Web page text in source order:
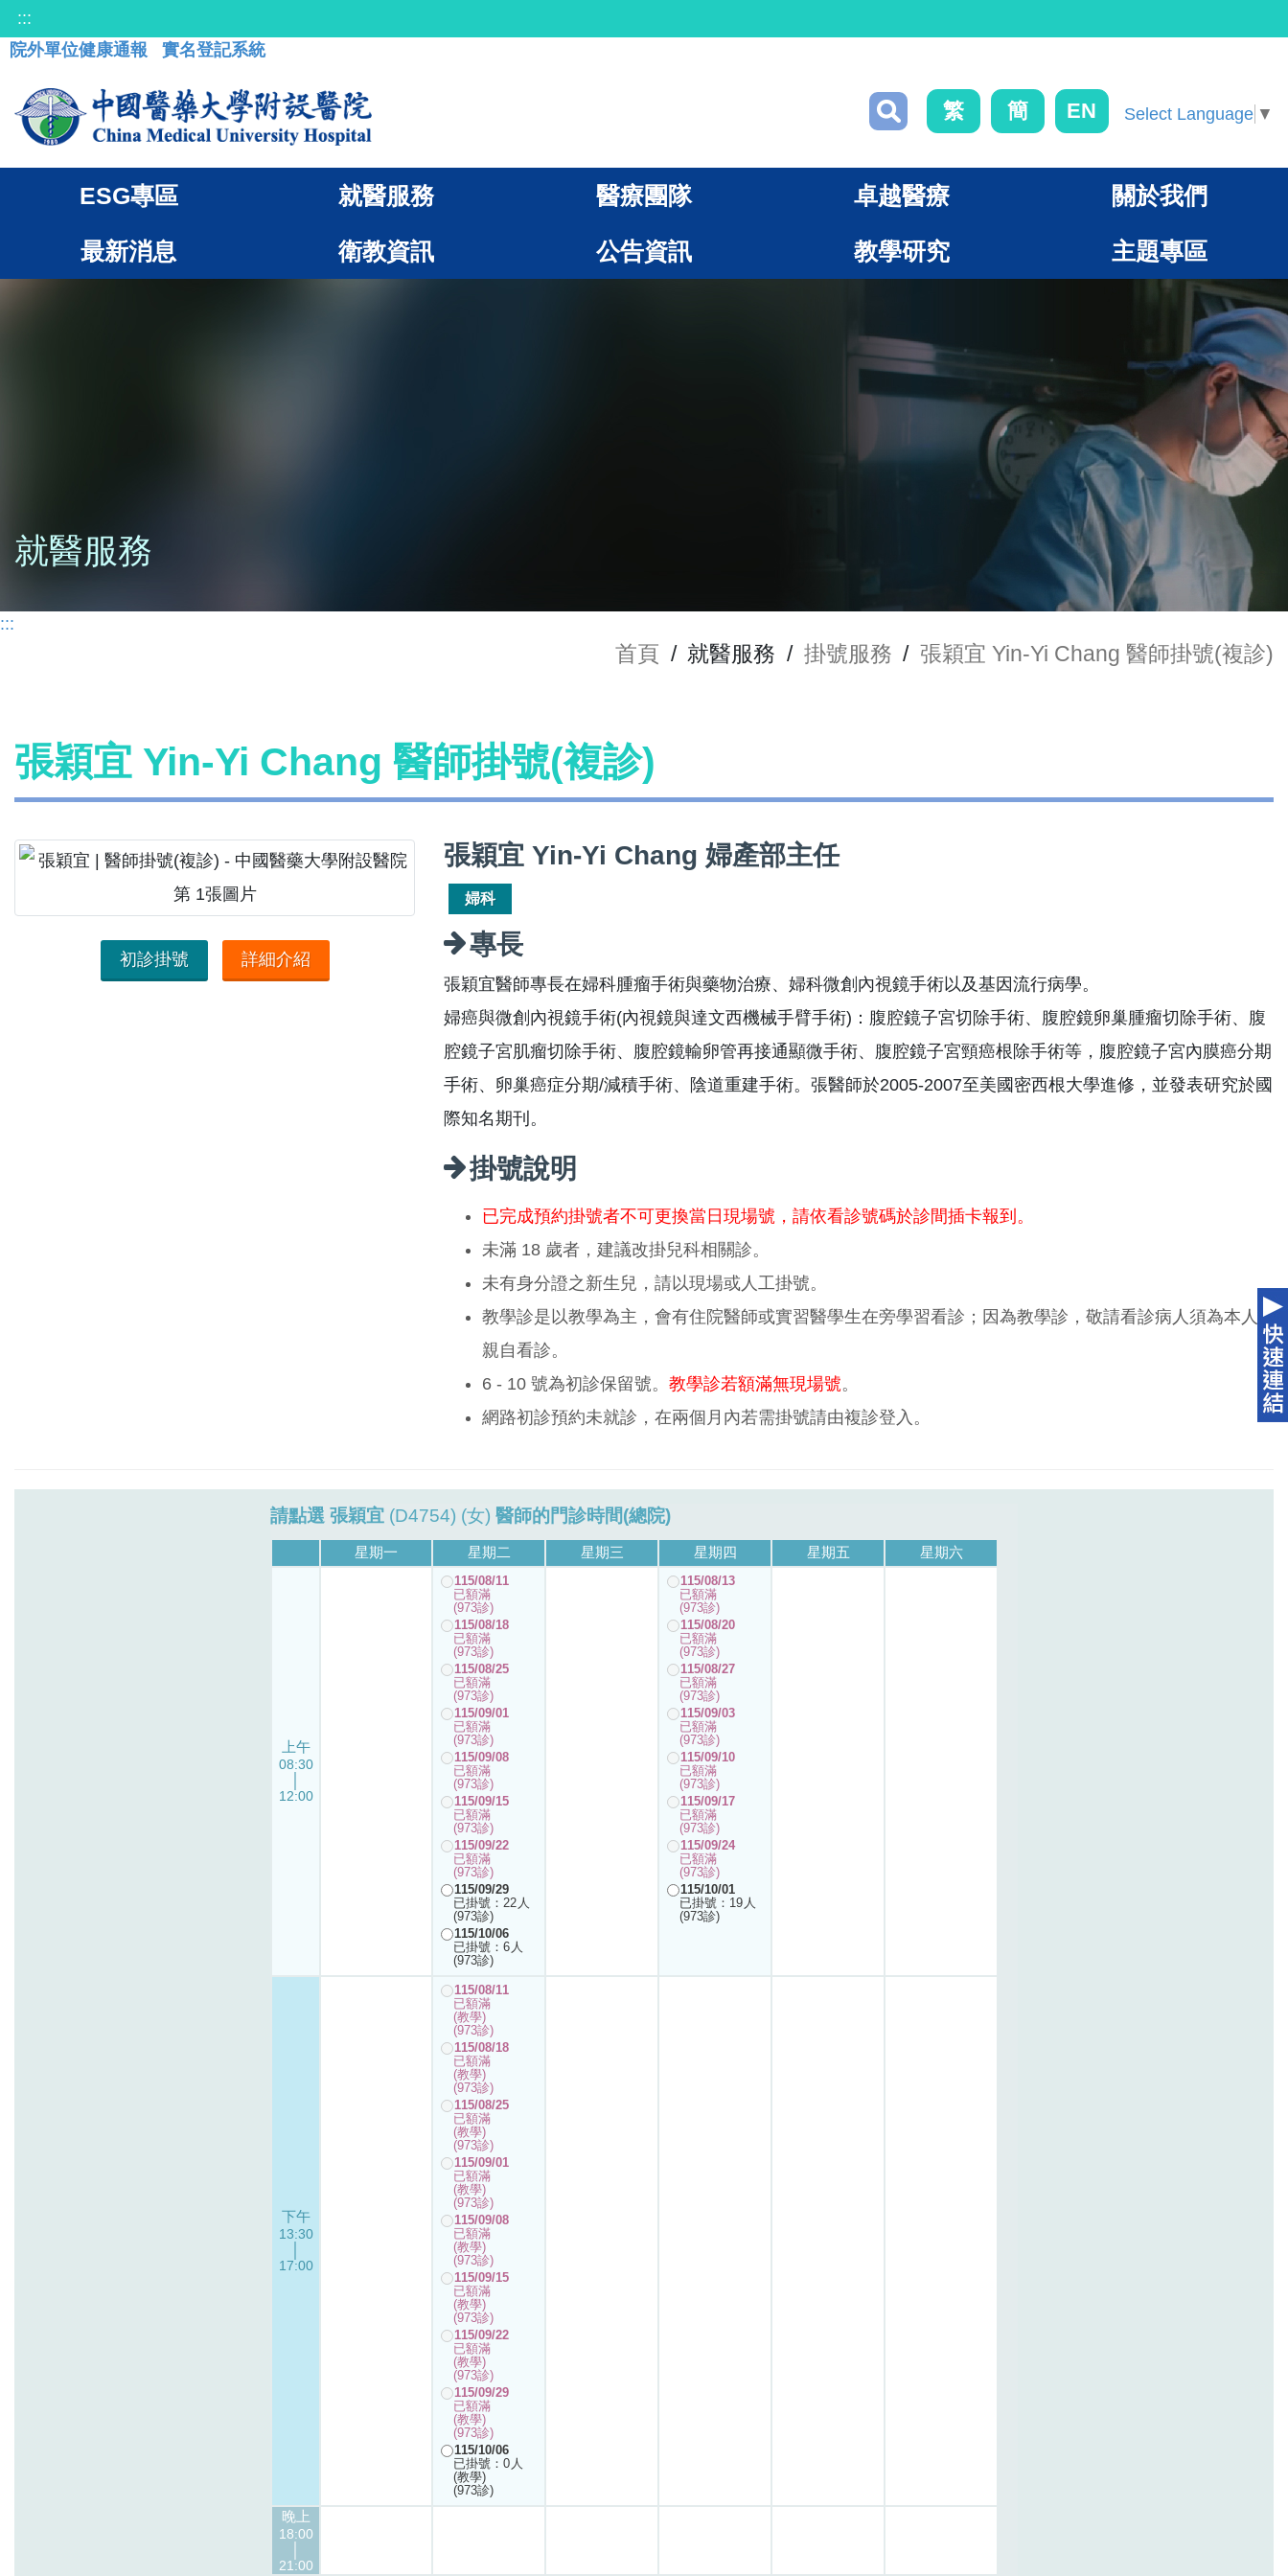
:::
院外單位健康通報
實名登記系統
繁 簡 EN Select Language ▼
ESG專區 就醫服務 醫療團隊 卓越醫療 關於我們
最新消息 衛教資訊 公告資訊 教學研究 主題專區
就醫服務
:::
首頁 / 就醫服務 / 掛號服務 / 張穎宜 Yin-Yi Chang 醫師掛號(複診)
張穎宜 Yin-Yi Chang 醫師掛號(複診)
初診掛號 詳細介紹
張穎宜 Yin-Yi Chang 婦產部主任
婦科
專長
張穎宜醫師專長在婦科腫瘤手術與藥物治療、婦科微創內視鏡手術以及基因流行病學。
婦癌與微創內視鏡手術(內視鏡與達文西機械手臂手術)：腹腔鏡子宮切除手術、腹腔鏡卵巢腫瘤切除手術、腹
腔鏡子宮肌瘤切除手術、腹腔鏡輸卵管再接通顯微手術、腹腔鏡子宮頸癌根除手術等，腹腔鏡子宮內膜癌分期
手術、卵巢癌症分期/減積手術、陰道重建手術。張醫師於2005-2007至美國密西根大學進修，並發表研究於國
際知名期刊。
掛號說明
已完成預約掛號者不可更換當日現場號，請依看診號碼於診間插卡報到。
未滿 18 歲者，建議改掛兒科相關診。
未有身分證之新生兒，請以現場或人工掛號。
教學診是以教學為主，會有住院醫師或實習醫學生在旁學習看診；因為教學診，敬請看診病人須為本人
親自看診。
6 - 10 號為初診保留號。 教學診若額滿無現場號。
網路初診預約未就診，在兩個月內若需掛號請由複診登入。